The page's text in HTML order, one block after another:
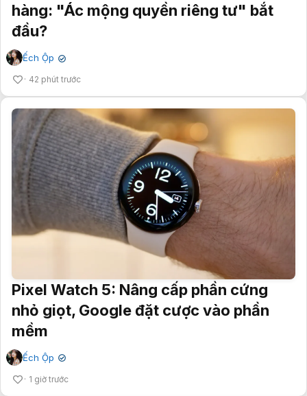
hàng: "Ác mộng quyền riêng tư" bắt
đầu?
Ếch Ộp ✔
42 phút trước
Pixel Watch 5: Nâng cấp phần cứng
nhỏ giọt, Google đặt cược vào phần
mềm
Ếch Ộp ✔
1 giờ trước